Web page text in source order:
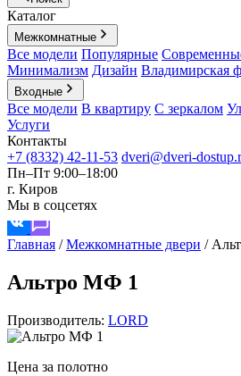
Каталог
Межкомнатные
Все модели Популярные
Минимализм Дизайн Владимирская
Входные
Все модели В квартиру С зеркалом
Услуги
Контакты
+7 (8332) 42-11-53 dveri@dveri-
Пн–Пт 9:00–18:00
г. Киров
Мы в соцсетях
Главная / Межкомнатные двери /
Альтро МФ 1
Производитель: LORD
Цена за полотно